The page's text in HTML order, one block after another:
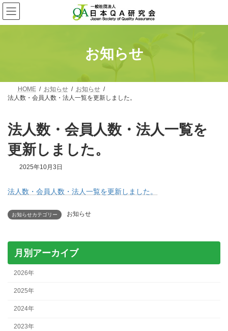
コ
ン
テ
ナ
ビ
ゲ
お知らせ
HOME お知らせ
お知らせ
法人数・会員人数・法人一覧を更新しました。
法人数・会員人数・法人一覧を
更新しました。
2025年10月3日
法人数・会員人数・法人一覧を更新しました。
お知らせカテゴリー お知らせ
月別アーカイブ
2026年
2025年
2024年
2023年